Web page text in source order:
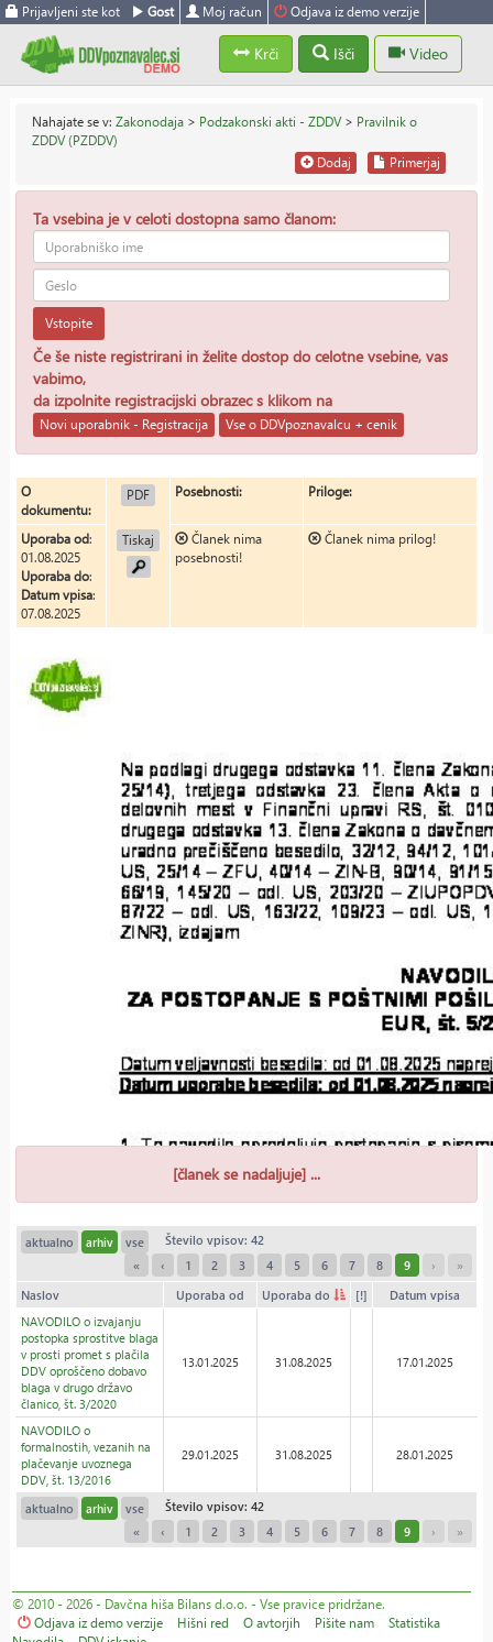
Prijavljeni ste kot Gost Moj račun Odjava iz demo verzije
Krči Išči Video
Nahajate se v: Zakonodaja > Podzakonski akti - ZDDV> Pravilnik o
ZDDV (PZDDV)
Primerjaj
Dodaj
Ta vsebina je v celoti dostopna samo članom:
Vstopite
Če še niste registrirani in želite dostop do celotne vsebine, vas
vabimo,
da izpolnite registracijski obrazec s klikom na
Novi uporabnik - Registracija Vse o DDVpoznavalcu + cenik
O
dokumentu:
PDF
Tiskaj
Posebnosti: Priloge:
Uporaba od:
01.08.2025
Uporaba do:
Datum vpisa:
07.08.2025
Članek nima
posebnosti!
Članek nima prilog!
[članek se nadaljuje] ...
aktualno arhiv vse
Število vpisov: 42
«
‹ 1 2 3 4 5 6 7 8 9 › »
Naslov Uporaba od Uporaba do [!]
Datum vpisa
NAVODILO o izvajanju
postopka sprostitve blaga
v prosti promet s plačila
DDV oproščeno dobavo
blaga v drugo državo
članico, št. 3/2020
13.01.2025 31.08.2025 17.01.2025
NAVODILO o
formalnostih, vezanih na
plačevanje uvoznega
DDV, št. 13/2016
29.01.2025 31.08.2025 28.01.2025
aktualno arhiv vse
Število vpisov: 42
«
‹ 1 2 3 4 5 6 7 8 9 › »
© 2010 - 2026 - Davčna hiša Bilans d.o.o. - Vse pravice pridržane.
Odjava iz demo verzije
Hišni red O avtorjih Pišite nam
Statistika